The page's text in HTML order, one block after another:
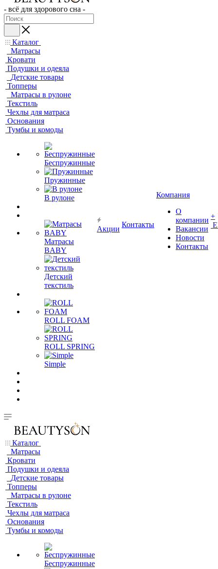
- всё для здорового сна -
Каталог
Матрасы
Кровати
Подушки и одеяла
Детские товары
Топперы
Матрасы в рулоне
Текстиль
Чехлы для матраса
Основания
Тумбы и комоды
Беспружинные
Пружинные
В рулоне
Матрасы
BABY
Детский
текстиль
ROLL FOAM
ROLL SPRING
Simple
Акции
Контакты
Компания
О
компании
Вакансии
Новости
Контакты
+
Каталог
Матрасы
Кровати
Подушки и одеяла
Детские товары
Топперы
Матрасы в рулоне
Текстиль
Чехлы для матраса
Основания
Тумбы и комоды
Беспружинные